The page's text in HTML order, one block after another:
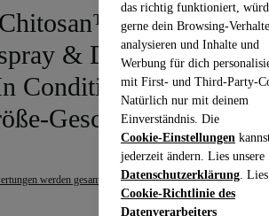
das richtig funktioniert,
gerne dein Browsing-
analysieren und Inhalte und
Werbung für dich
mit First- und Third-Party-
Natürlich nur mit deinem
Einverständnis. Die
Cookie-Einstellungen
jederzeit ändern. Lies unsere
Datenschutzerklärung.
Cookie-Richtlinie des
Datenverarbeiters
Multi-Use
& Dyson Omega™
Conditioning Spray
Geschenkset
werden gesammelt)